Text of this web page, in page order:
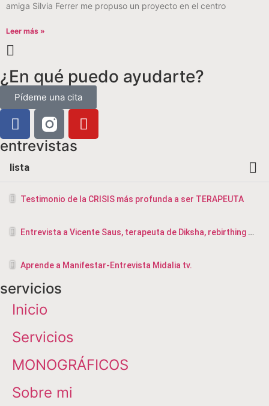
amiga Silvia Ferrer me propuso un proyecto en el centro
Leer más »
¿En qué puedo ayudarte?
Pídeme una cita
entrevistas
lista
Testimonio de la CRISIS más profunda a ser TERAPEUTA
Entrevista a Vicente Saus, terapeuta de Diksha, rebirthing y masajista en Valencia
Aprende a Manifestar-Entrevista Midalia tv.
servicios
Inicio
Servicios
MONOGRÁFICOS
Sobre mi